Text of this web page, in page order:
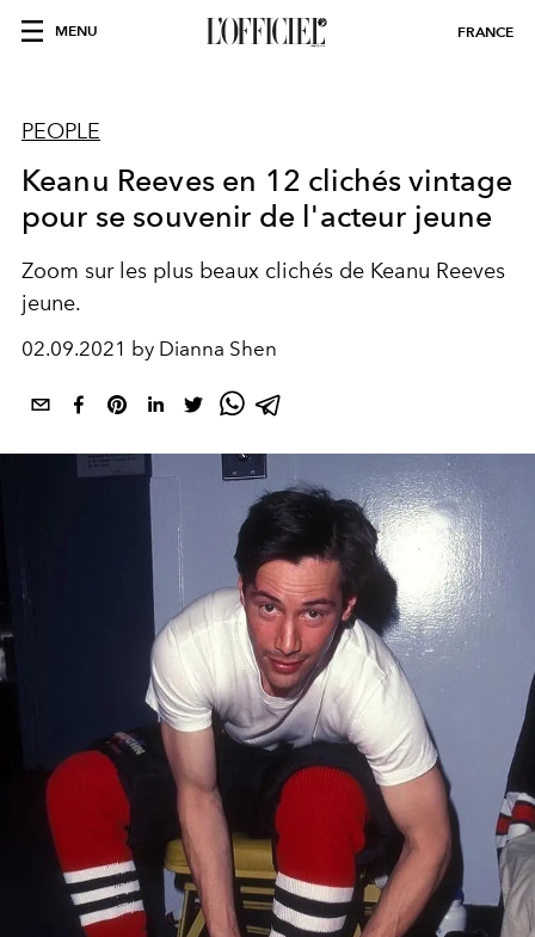
MENU FRANCE
PEOPLE
Keanu Reeves en 12 clichés vintage
pour se souvenir de l'acteur jeune
Zoom sur les plus beaux clichés de Keanu Reeves
jeune.
02.09.2021 by Dianna Shen